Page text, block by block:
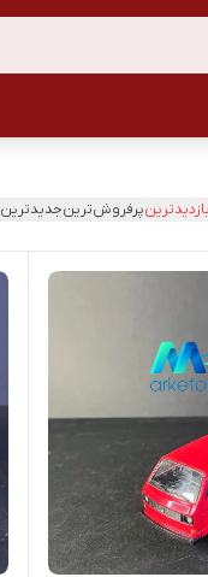
پرفروش‌ترینجدیدترین